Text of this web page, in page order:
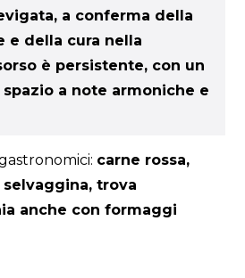
a conferma della
e della cura nella
è persistente, con un
a note armoniche e
carne rossa,
trova
anche con formaggi